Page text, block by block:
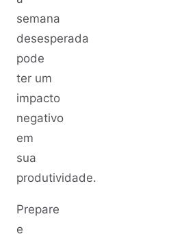
semana
desesperada
pode
ter um
impacto
negativo
em
sua
produtividade.
Prepare
e